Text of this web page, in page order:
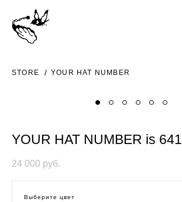
STORE YOUR HAT NUMBER
YOUR HAT NUMBER is 641
24 000 pуб.
Выберите цвет